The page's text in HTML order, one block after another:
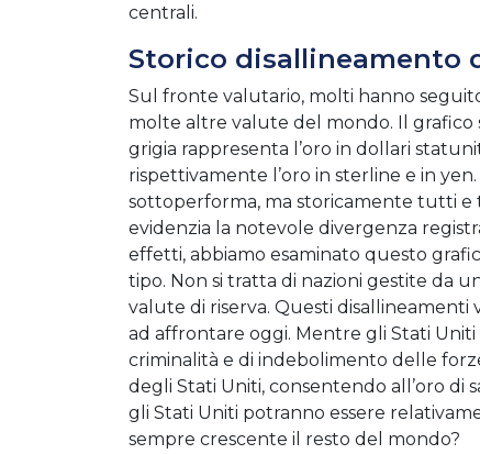
centrali.
Storico disallineamento
Sul fronte valutario, molti hanno
molte altre valute del mondo. Il grafico
grigia rappresenta l’oro in dollari
rispettivamente l’oro in sterline e in
sottoperforma, ma storicamente tutti
evidenzia la notevole divergenza
effetti, abbiamo esaminato questo
tipo. Non si tratta di nazioni gestite da
valute di riserva. Questi
ad affrontare oggi. Mentre gli Stati Uniti
criminalità e di indebolimento delle
degli Stati Uniti, consentendo all’oro
gli Stati Uniti potranno essere
sempre crescente il resto del mondo?